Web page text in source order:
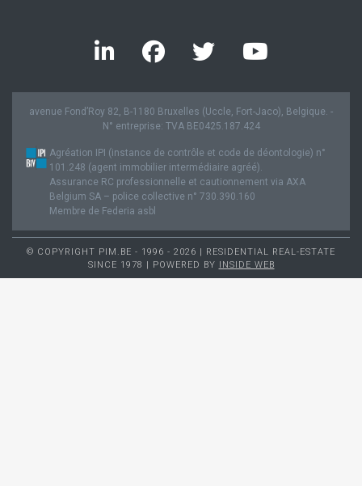
avenue Fond’Roy 82, B-1180 Bruxelles (Uccle, Fort-Jaco), Belgique. -
N° entreprise: TVA BE0425.187.424
Agréation IPI (instance de contrôle et code de déontologie) n°
101.248 (agent immobilier intermédiaire agréé).
Assurance RC professionnelle et cautionnement via AXA
Belgium SA – police collective n° 730.390.160
Membre de Federia asbl
© COPYRIGHT PIM.BE - 1996 - 2026 | RESIDENTIAL REAL-ESTATE
SINCE 1978 | POWERED BY INSIDE WEB